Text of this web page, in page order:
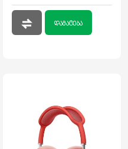
დამატება